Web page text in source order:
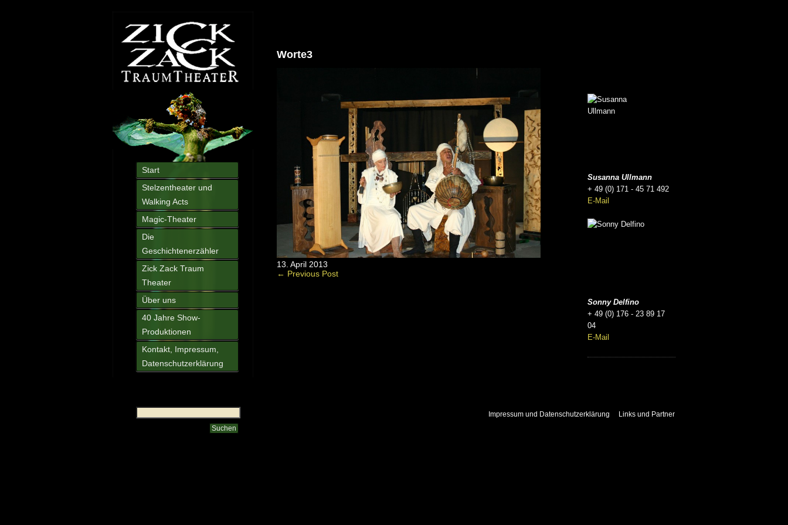
Start
Stelzentheater und
Walking Acts
Magic-Theater
Die
Geschichtenerzähler
Zick Zack Traum
Theater
Über uns
40 Jahre Show-
Produktionen
Kontakt, Impressum,
Datenschutzerklärung
Worte3
13. April 2013
← Previous Post
Susanna Ullmann
+ 49 (0) 171 - 45 71 492
E-Mail
Sonny Delfino
+ 49 (0) 176 - 23 89 17
04
E-Mail
Impressum und Datenschutzerklärung Links und Partner